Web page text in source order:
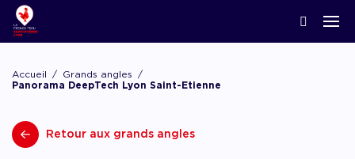
Agenda
Lyon Start Up
La Prépa
Accueil
Grands angles
Panorama DeepTech Lyon Saint-Etienne
Retour aux grands angles